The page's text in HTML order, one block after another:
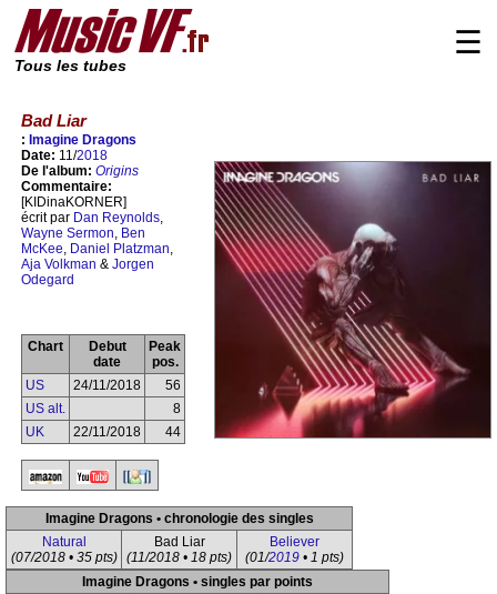
Tous les tubes
☰
Bad Liar
: Imagine Dragons
Date: 11/2018
De l'album: Origins
Commentaire:
[KIDinaKORNER]
écrit par Dan Reynolds,
Wayne Sermon, Ben
McKee, Daniel Platzman,
Aja Volkman & Jorgen
Odegard
Chart
Debut
date
Peak
pos.
US
24/11/2018
56
US alt.
8
UK
22/11/2018 44
Imagine Dragons • chronologie des singles
Natural
(07/2018 • 35 pts)
Bad Liar
(11/2018 • 18 pts)
Believer
(01/2019 • 1 pts)
Imagine Dragons • singles par points